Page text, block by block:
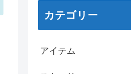
カテゴリー
アイテム